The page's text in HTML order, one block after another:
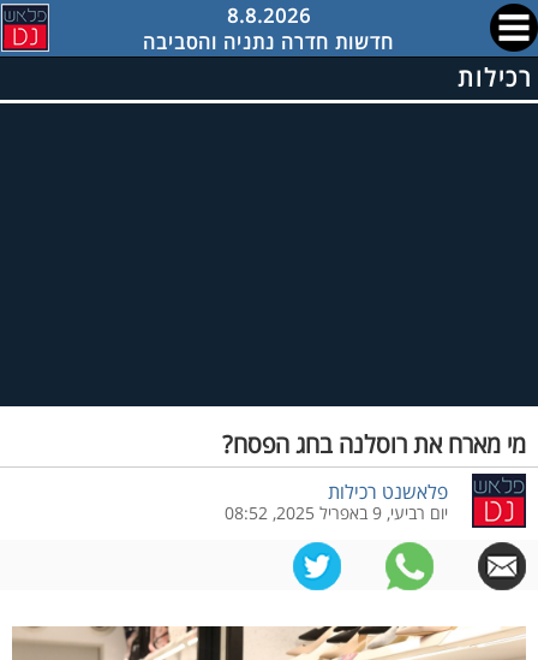
8.8.2026
חדשות חדרה נתניה והסביבה
רכילות
מי מארח את רוסלנה בחג הפסח?
פלאשנט רכילות
יום רביעי, 9 באפריל 2025, 08:52